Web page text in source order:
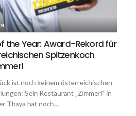
the Year: Award-Rekord für
Spitzenkoch
ist noch keinem österreichischen
Sein Restaurant „Zimmerl“ in
Thaya hat noch...